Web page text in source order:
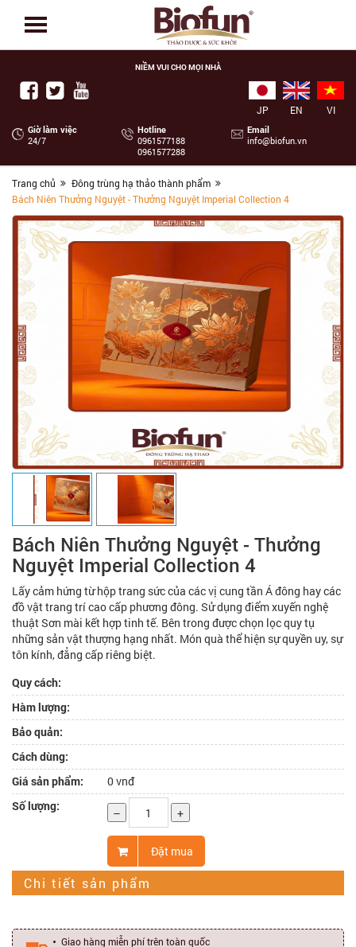
NIỀM VUI CHO MỌI NHÀ
VI
EN
JP
Giờ làm việc
24/7
Hotline
‭0961577188
0961577288
Email
info@biofun.vn
Trang chủ
Đông trùng hạ thảo thành phẩm
Bách Niên Thưởng Nguyệt - Thưởng Nguyệt Imperial Collection 4
Bách Niên Thưởng Nguyệt - Thưởng
Nguyệt Imperial Collection 4
Lấy cảm hứng từ hộp trang sức của các vị cung tần Á đông hay các
đồ vật trang trí cao cấp phương đông. Sử dụng điểm xuyến nghệ
thuật Sơn mài kết hợp tinh tế. Bên trong được chọn lọc quy tụ
những sản vật thượng hạng nhất. Món quà thể hiện sự quyền uy, sự
tôn kính, đẳng cấp riêng biệt.
Quy cách:
Hàm lượng:
Bảo quản:
Cách dùng:
Giá sản phẩm:
0 vnđ
Số lượng:
– +
Đặt mua
Chi tiết sản phẩm
Giao hàng miễn phí trên toàn quốc